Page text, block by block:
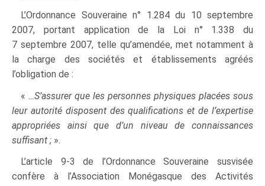
L’Ordonnance Souveraine n° 1.284 du 10 septembre
2007, portant application de la Loi n° 1.338 du
7 septembre 2007, telle qu’amendée, met notamment à
la charge des sociétés et établissements agréés
l’obligation de :
« …S’assurer que les personnes physiques placées sous
leur autorité disposent des qualifications et de l’expertise
appropriées ainsi que d’un niveau de connaissances
suffisant ; ».
L’article 9-3 de l’Ordonnance Souveraine susvisée
confère à l’Association Monégasque des Activités